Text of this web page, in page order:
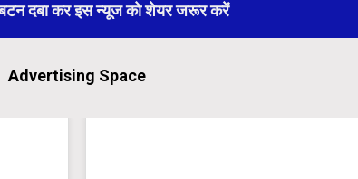
दबा कर इस न्यूज को शेयर जरूर करें
Advertising Space